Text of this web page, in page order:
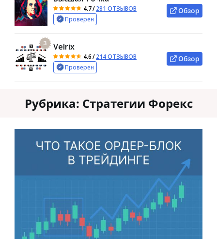
4.7/281 ОТЗЫВОВ
Проверен
Обзор
3 Velrix
4.6/214 ОТЗЫВОВ
Проверен
Обзор
Рубрика: Стратегии Форекс